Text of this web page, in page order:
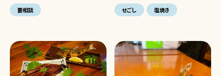
要相談 せごし 塩焼き